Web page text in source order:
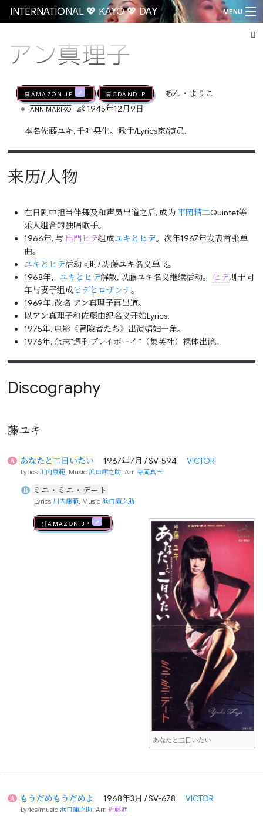
INTERNATIONAL 💖 KAYŌ 💖 DAY MENU
アン真理子
🛒AMAZON.jp 🛒CDandLP あん・まりこ
• ANN MARIKO 👶 1945年12月9日
本名佐藤ユキ, 千叶县生。歌手/Lyrics家/演员.
来历/人物
在日剧中担当伴舞及和声员出道之后, 成为 平岡精二Quintet等
乐人组合的独唱歌手。
1966年, 与 出門ヒデ组成ユキとヒデ。次年1967年发表首张单
曲。
ユキとヒデ活动同时/以藤ユキ名义单飞。
1968年， ユキとヒデ解散, 以藤ユキ名义继续活动。 ヒデ则于同
年与妻子组成 ヒデとロザンナ。
1969年, 改名 アン真理子再出道。
以アン真理子和佐藤由紀名义开始Lyrics.
1975年, 电影《冒険者たち》出演娼妇一角。
1976年, 杂志“週刊プレイボーイ”（集英社）裸体出镜。
Discography
藤ユキ
A あなたと二日いたい 1967年7月 / SV-594 VICTOR
Lyrics 川内康範, Music浜口庫之助, Arr.寺岡真三
B ミニ・ミニ・デート
Lyrics 川内康範, Music 浜口庫之助
あなたと二日いたい
🛒AMAZON.jp
A もうだめもうだめよ 1968年3月 / SV-678 VICTOR
Lyrics/music浜口庫之助 , Arr.近藤進